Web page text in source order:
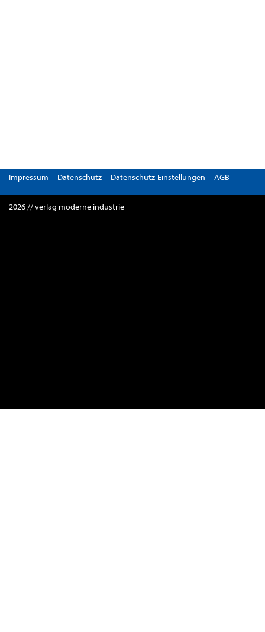
Impressum Datenschutz Datenschutz-Einstellungen AGB
2026 // verlag moderne industrie